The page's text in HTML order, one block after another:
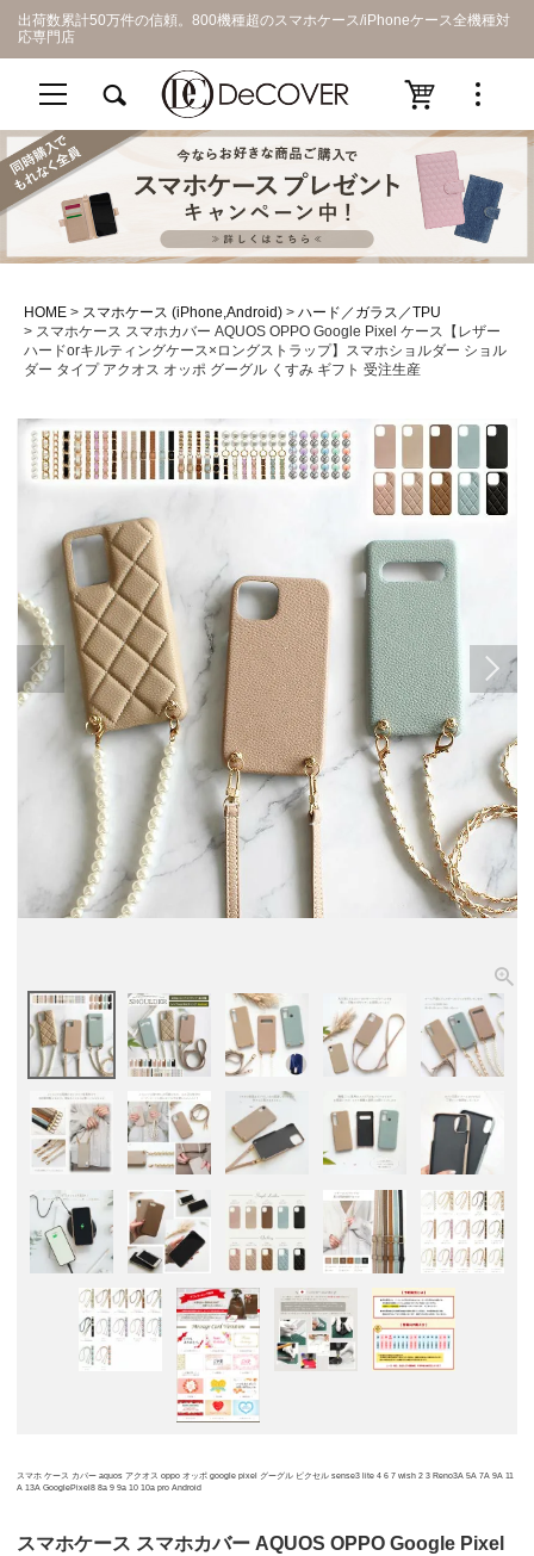
出荷数累計50万件の信頼。800機種超のスマホケース/iPhoneケース全機種対
応専門店
HOME スマホケース (iPhone,Android)
ハード／ガラス／TPU
スマホケース スマホカバー AQUOS OPPO Google Pixel ケース【レザー
ハードorキルティングケース×ロングストラップ】スマホショルダー ショル
ダー タイプ アクオス オッポ グーグル くすみ ギフト 受注生産
スマホ ケース カバー aquos アクオス oppo オッポ google pixel グーグル ピクセル sense3 lite 4 6 7 wish 2 3 Reno3A 5A 7A 9A 11
A 13A GooglePixel8 8a 9 9a 10 10a pro Android
スマホケース スマホカバー AQUOS OPPO Google Pixel